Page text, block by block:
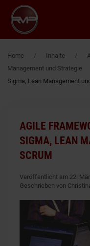
Zum Hauptinhalt
Home Inhalte
Management und Strategie
Sigma, Lean Management
AGILE
SIGMA, LEAN
SCRUM
Veröffentlicht am 22.
Geschrieben von